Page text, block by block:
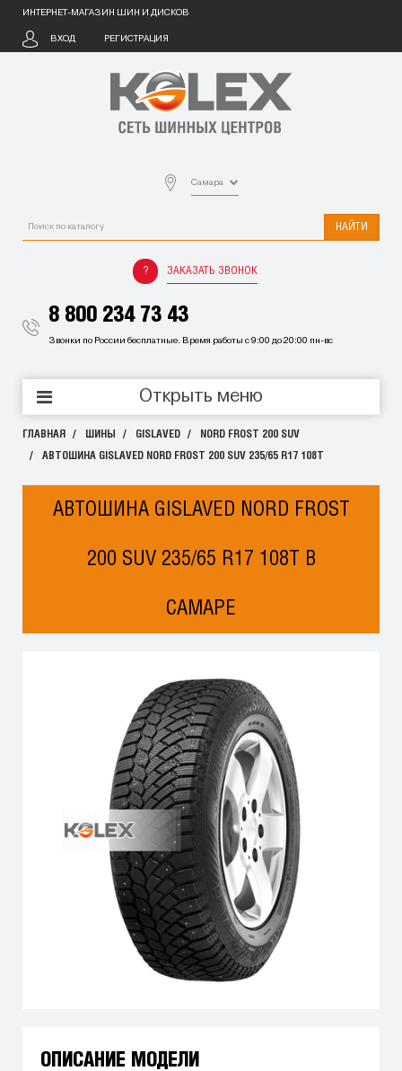
ИНТЕРНЕТ-МАГАЗИН ШИН И ДИСКОВ
ВХОД РЕГИСТРАЦИЯ
Самара
НАЙТИ
ЗАКАЗАТЬ ЗВОНОК
8 800 234 73 43
Звонки по России бесплатные. Время работы с 9:00 до 20:00 пн-вс
Открыть меню
ГЛАВНАЯ ШИНЫ GISLAVED NORD FROST 200 SUV
АВТОШИНА GISLAVED NORD FROST 200 SUV 235/65 R17 108T
АВТОШИНА GISLAVED NORD FROST
200 SUV 235/65 R17 108T В
САМАРЕ
ОПИСАНИЕ МОДЕЛИ